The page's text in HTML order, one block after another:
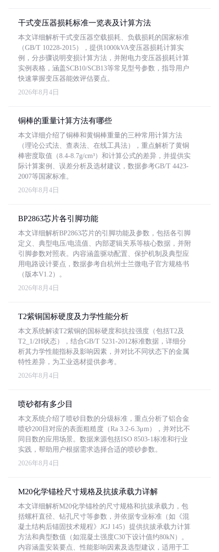
干式变压器损耗标准一览表及计算方法
本文详细解析干式变压器空载损耗、负载损耗的国家标准
（GB/T 10228-2015），提供1000kVA变压器损耗计算实
例，分步骤说明变损计算方法，并附电力变压器损耗计算
实例表格，涵盖SCB10/SCB13等常见型号参数，指导用户
快速掌握变压器能效评估要点。
2026年8月4日
铜棒的重量计算方法有哪些
本文详细介绍了铜棒和黄铜棒重量的三种常用计算方法
（理论公式法、查表法、在线工具法），重点解析了黄铜
棒密度取值（8.4-8.7g/cm³）和计算公式的差异，并提供实
际计算案例、误差分析及选材建议，数据参考GB/T 4423-
2007等国家标准。
2026年8月4日
BP2863芯片各引脚功能
本文详细解析BP2863芯片的引脚功能及参数，包括各引脚
定义、典型电压/电流值、内部逻辑关系等核心数据，并附
引脚参数对照表。内容涵盖驱动配置、保护机制及典型应
用电路设计要点，数据参考自杭州士兰微电子官方规格书
（版本V1.2）。
2026年8月4日
T2紫铜国标硬度及力学性能分析
本文系统解读T2紫铜的国标硬度和抗拉强度（包括T2及
T2_1/2H状态），结合GB/T 5231-2012标准数据，详细分
析其力学性能指标及影响因素，并对比不同状态下的金属
特性差异，为工业选材提供参考。
2026年8月4日
喷砂都有多少目
本文系统介绍了喷砂目数的分级标准，重点分析了铝合金
喷砂200目对应的表面粗糙度（Ra 3.2-6.3μm），并对比不
同目数的应用场景。数据来源包括ISO 8503-1标准和行业
实践，帮助用户根据需求选择合适的喷砂参数。
2026年8月4日
M20化学锚栓尺寸规格及抗拔承载力详解
本文详细解析M20化学锚栓的尺寸规格和抗拔承载力，包
括螺杆直径、钻孔尺寸等参数，并依据专业标准（如《混
凝土结构后锚固技术规程》JGJ 145）提供抗拔承载力计算
方法和典型数值（如混凝土强度C30下设计值约80kN）。
内容涵盖安装要点、性能影响因素及选型建议，适用于工